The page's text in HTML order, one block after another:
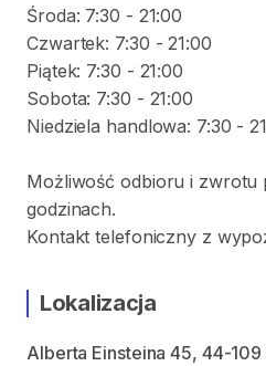
Środa: 7:30 - 21:00
Czwartek: 7:30 - 21:00
Piątek: 7:30 - 21:00
Sobota: 7:30 - 21:00
Niedziela handlowa: 7:30 -
Możliwość odbioru i zwrotu
godzinach.
Kontakt telefoniczny z
Lokalizacja
Alberta Einsteina 45, 44-